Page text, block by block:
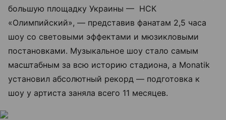
большую площадку Украины — НСК
«Олимпийский», — представив фанатам 2,5 часа
шоу со световыми эффектами и мюзикловыми
постановками. Музыкальное шоу стало самым
масштабным за всю историю стадиона, а Monatik
установил абсолютный рекорд — подготовка к
шоу у артиста заняла всего 11 месяцев.